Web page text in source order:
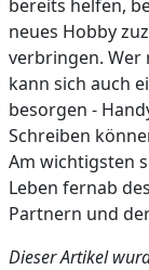
bereits helfen,
neues Hobby
verbringen. Wer
kann sich auch
besorgen -
Schreiben
Am wichtigsten
Leben fernab
Partnern und
Dieser Artikel